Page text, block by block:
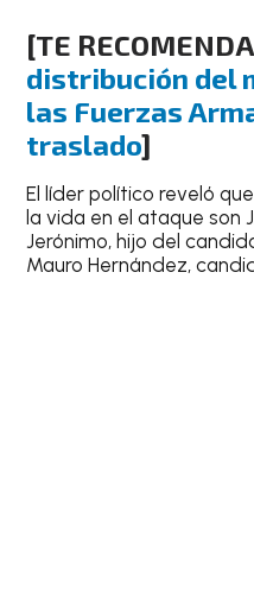
[TE
distribución del
las Fuerzas
traslado]
El líder político reveló
la vida en el ataque son
Jerónimo, hijo del
Mauro Hernández,